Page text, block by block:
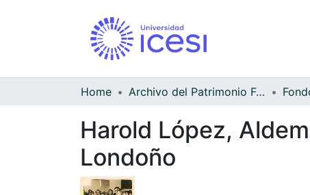
Home Archivo del Patrimonio Fotográfico y Fílmico del Valle del Cauca
Harold López,
Londoño